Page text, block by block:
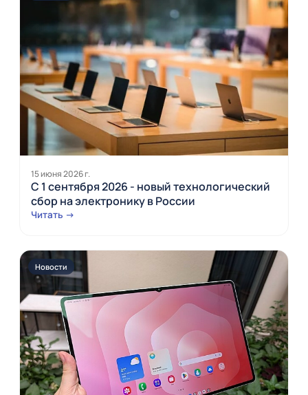
15 июня 2026 г.
С 1 сентября 2026 - новый технологический
сбор на электронику в России
Читать →
Новости